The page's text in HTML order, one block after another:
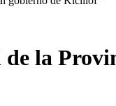
la